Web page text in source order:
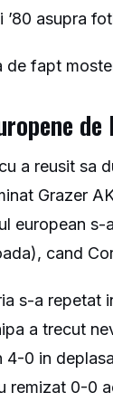
’80 asupra
de fapt
de
a reusit sa
Grazer
european
cand
s-a repetat
a trecut
4-0 in
remizat 0-0